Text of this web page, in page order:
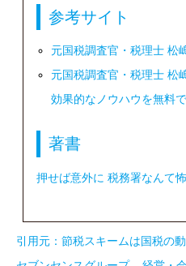
参考サイト
元国税調査官・税理士 松
元国税調査官・税理士 松
効果的なノウハウを無料
著書
押せば意外に 税務署なんて
引用元： 節税スキームは国税の